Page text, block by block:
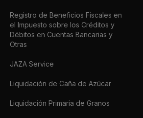
Registro de Beneficios Fiscales en
el Impuesto sobre los Créditos y
Débitos en Cuentas Bancarias y
Otras
JAZA Service
Liquidación de Caña de Azúcar
Liquidación Primaria de Granos